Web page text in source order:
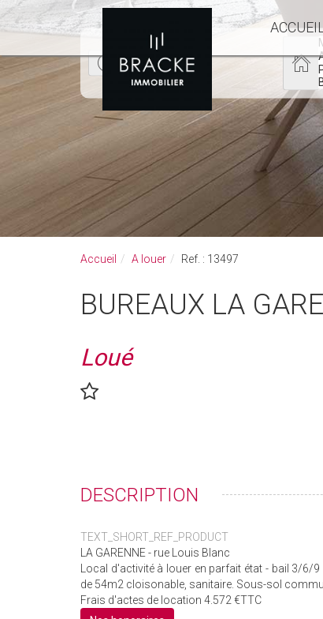
Accueil A louer Ref. : 13497
BUREAUX LA
Loué
DESCRIPTION
TEXT_SHORT_REF_PRODUCT
LA GARENNE - rue Louis Blanc
Local d'activité à louer en parfait état - bail 3/6/
de 54m2 cloisonable, sanitaire. Sous-sol
Frais d'actes de location 4.572 €TTC